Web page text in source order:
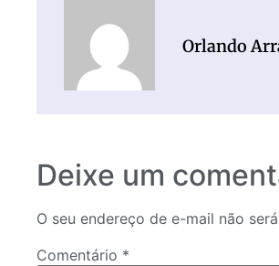
Orlando
Deixe um
O seu endereço de e-mail não
Comentário *